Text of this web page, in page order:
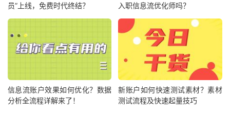
员”上线，免费时代终结？
入职信息流优化师吗？
信息流账户效果如何优化？数据
分析全流程详解来了！
新账户如何快速测试素材？素材
测试流程及快速起量技巧